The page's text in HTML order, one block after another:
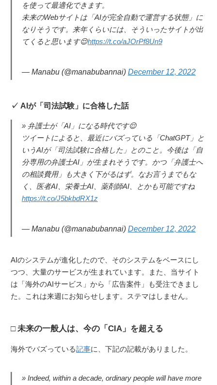
を使って最適化できます。
未来のWebサイトは「AIが完全自動で運営する状態」に
なりそうです。来年くらいには、そういったサイトが出
てくると思います😌https://t.co/aJOrPf8Un9
— Manabu (@manabubannai) December 12, 2022
AIが「司法試験」に合格した話
弁護士が「AI」になる時代です😌
ツイートによると、最近にバズっている「ChatGPT」と
いうAIが「司法試験に合格した」とのこと。今後は「自
分専用の弁護士AI」が生まれそうです。かつ「弁護士へ
の相談費用」も大きく下がるはず。なお言うまでもな
く、医者AI、栄養士AI、薬剤師AI、とかも可能ですね
https://t.co/J5bkbdRX1z
— Manabu (@manabubannai) December 12, 2022
AIのシステムが進化したので、そのシステムをベースにし
つつ、大量のサービスが生まれています。また、当サイト
は「海外のAIサービス」から「広告案件」も受注できまし
た。これは来週にお知らせします。ステマはしません。
未来の一般人は、今の「CIA」を超える
海外でバズっている記事に、下記の記載がありました。
Indeed, within a decade, ordinary people will have more